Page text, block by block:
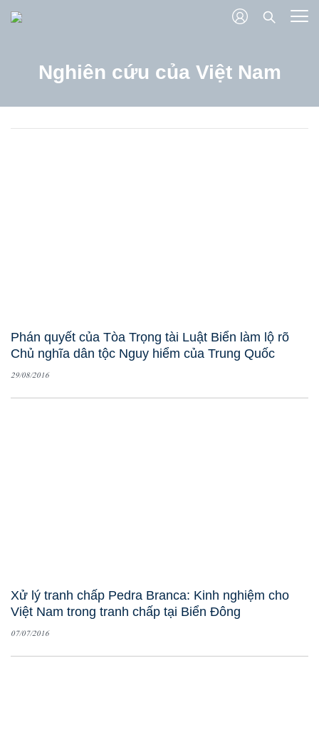
Nghiên cứu của Việt Nam
Phán quyết của Tòa Trọng tài Luật Biển làm lộ rõ
Chủ nghĩa dân tộc Nguy hiểm của Trung Quốc
29/08/2016
Xử lý tranh chấp Pedra Branca: Kinh nghiệm cho
Việt Nam trong tranh chấp tại Biển Đông
07/07/2016